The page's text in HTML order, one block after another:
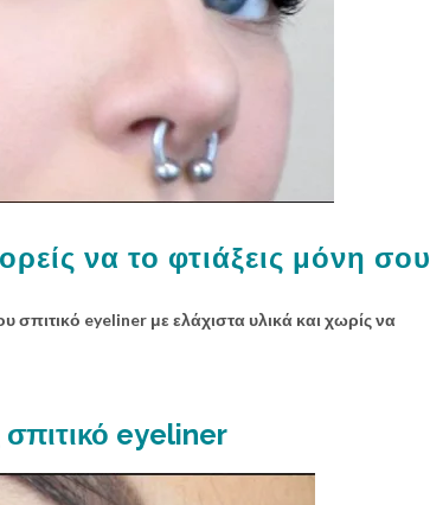
να το φτιάξεις μόνη σου
σπιτικό eyeliner με ελάχιστα υλικά και χωρίς να
σπιτικό eyeliner